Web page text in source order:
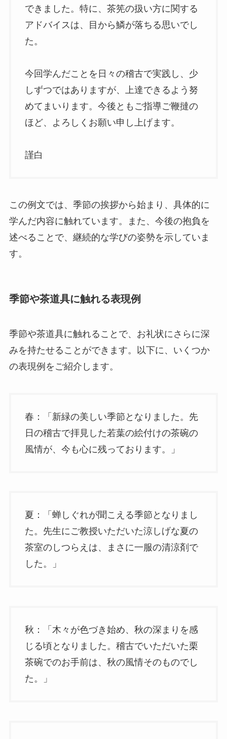
できました。特に、茶筅の扱い方に関する
アドバイスは、目から鱗が落ちる思いでし
た。
今回学んだことを日々の稽古で実践し、少
しずつではありますが、上達できるよう努
めてまいります。今後ともご指導ご鞭撻の
ほど、よろしくお願い申し上げます。
謹白
この例文では、季節の挨拶から始まり、具体的に
学んだ内容に触れています。また、今後の抱負を
述べることで、継続的な学びの姿勢を示していま
す。
季節や茶道具に触れる表現例
季節や茶道具に触れることで、お礼状にさらに深
みを持たせることができます。以下に、いくつか
の表現例をご紹介します。
春：「新緑の美しい季節となりました。先
日の稽古で拝見した若葉の絵付けの茶碗の
風情が、今も心に残っております。」
夏：「蝉しぐれが聞こえる季節となりまし
た。先生にご教授いただいた涼しげな夏の
茶室のしつらえは、まさに一服の清涼剤で
した。」
秋：「木々が色づき始め、秋の深まりを感
じる頃となりました。稽古でいただいた栗
茶碗でのお手前は、秋の風情そのものでし
た。」